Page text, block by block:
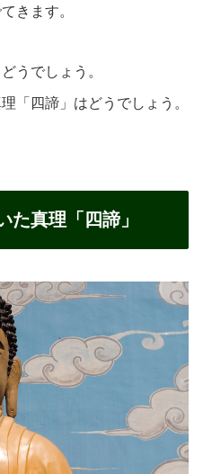
きます。
うでしょう。
「四諦」はどうでしょう。
た真理「四諦」